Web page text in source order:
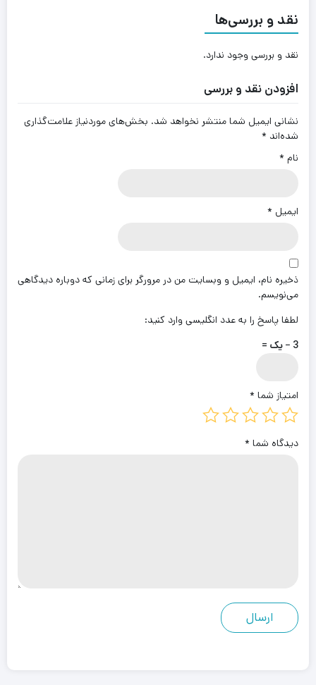
نقد و بررسی‌ها
نقد و بررسی وجود ندارد.
افزودن نقد و بررسی
نشانی ایمیل شما منتشر نخواهد شد. بخش‌های موردنیاز علامت‌گذاری
شده‌اند *
نام *
ایمیل *
ذخیره نام، ایمیل و وبسایت من در مرورگر برای زمانی که دوباره دیدگاهی
می‌نویسم.
لطفا پاسخ را به عدد انگلیسی وارد کنید:
3 − یک =
امتیاز شما *
دیدگاه شما *